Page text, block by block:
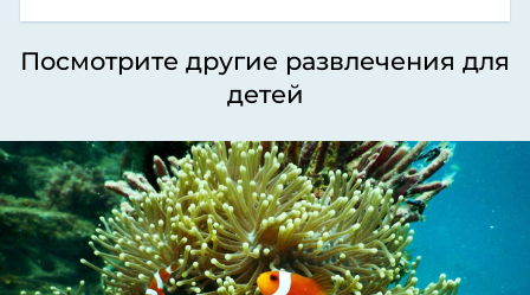
Посмотрите другие развлечения для
детей